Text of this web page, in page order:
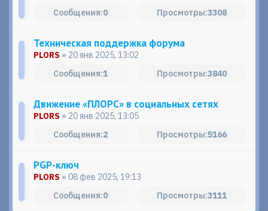
0
3308
Техническая поддержка форума
PLORS » 20 янв 2025, 13:02
1
3840
Движение «ПЛОРС» в социальных сетях
PLORS » 20 янв 2025, 13:05
2
5166
PGP-ключ
PLORS » 08 фев 2025, 19:13
0
3111